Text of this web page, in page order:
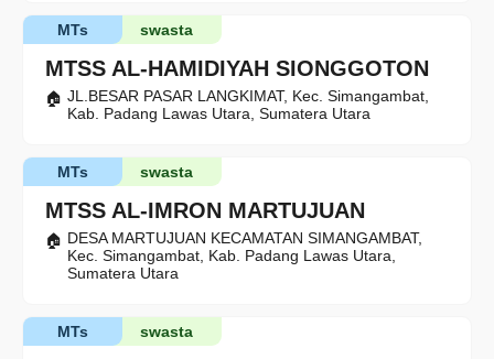
MTSS AL-HAMIDIYAH SIONGGOTON
swasta
MTs
JL.BESAR PASAR LANGKIMAT, Kec. Simangambat,
Kab. Padang Lawas Utara, Sumatera Utara
MTSS AL-IMRON MARTUJUAN
swasta
MTs
DESA MARTUJUAN KECAMATAN SIMANGAMBAT,
Kec. Simangambat, Kab. Padang Lawas Utara,
Sumatera Utara
swasta
MTs